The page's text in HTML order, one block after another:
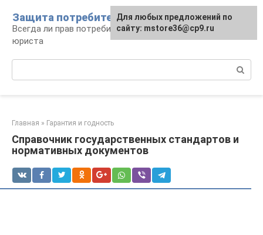
контенту
Защита потребителя
Всегда ли прав потребитель: консультации
юриста
Главная » Гарантия и годность
Справочник государственных стандартов и
нормативных документов
Для любых предложений по
сайту: mstore36@cp9.ru